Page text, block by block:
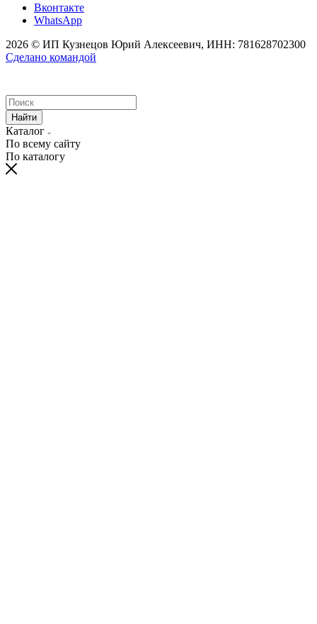
Вконтакте
WhatsApp
2026 © ИП Кузнецов Юрий Алексеевич, ИНН: 781628702300
Сделано командой
Найти
Каталог
По всему сайту
По каталогу